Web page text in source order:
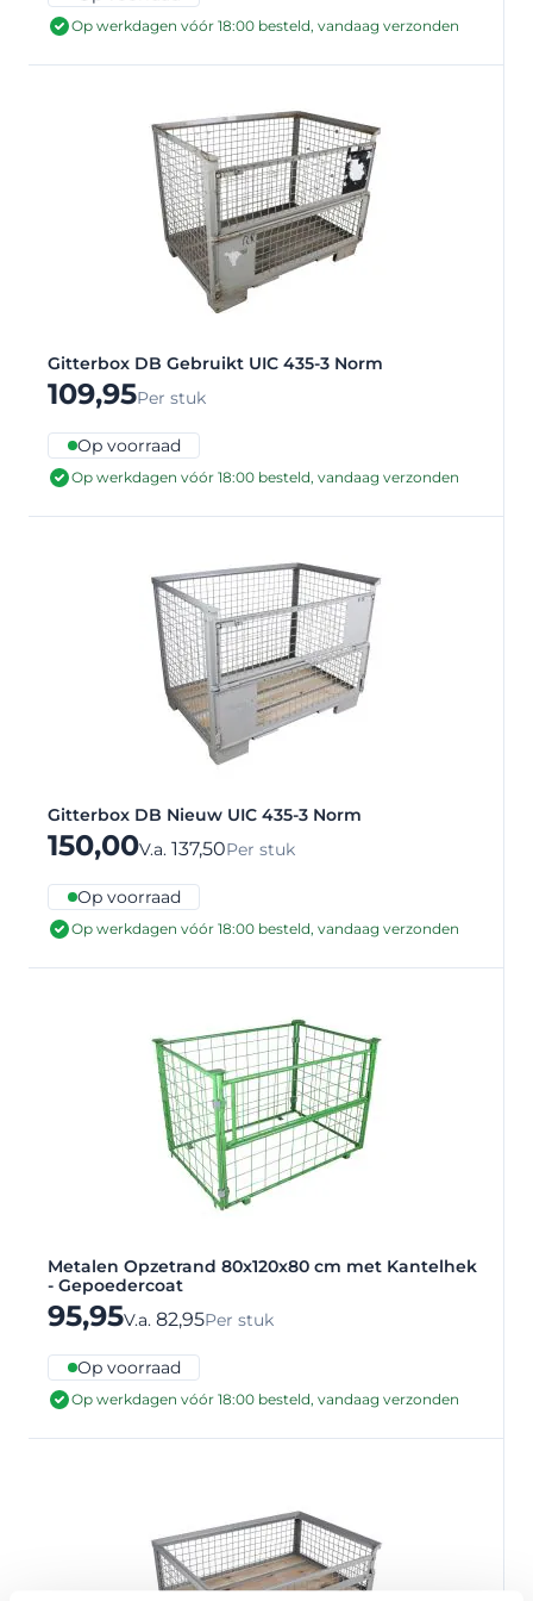
Op werkdagen vóór 18:00 besteld, vandaag verzonden
Gitterbox DB Gebruikt UIC 435-3 Norm
109,95Per stuk
Op voorraad
Op werkdagen vóór 18:00 besteld, vandaag verzonden
Gitterbox DB Nieuw UIC 435-3 Norm
150,00V.a. 137,50Per stuk
Op voorraad
Op werkdagen vóór 18:00 besteld, vandaag verzonden
Metalen Opzetrand 80x120x80 cm met Kantelhek
- Gepoedercoat
95,95V.a. 82,95Per stuk
Op voorraad
Op werkdagen vóór 18:00 besteld, vandaag verzonden